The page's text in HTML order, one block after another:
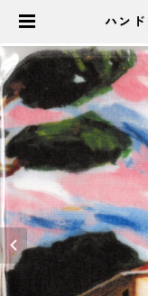
ハン